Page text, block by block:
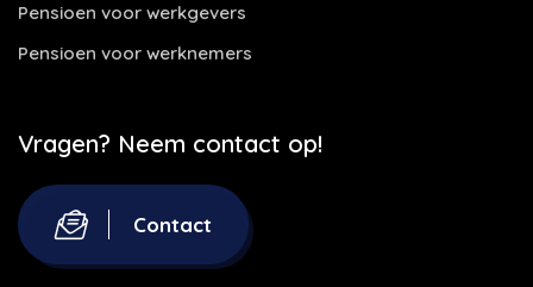
Pensioen voor werkgevers
Pensioen voor werknemers
Vragen? Neem contact op!
Contact